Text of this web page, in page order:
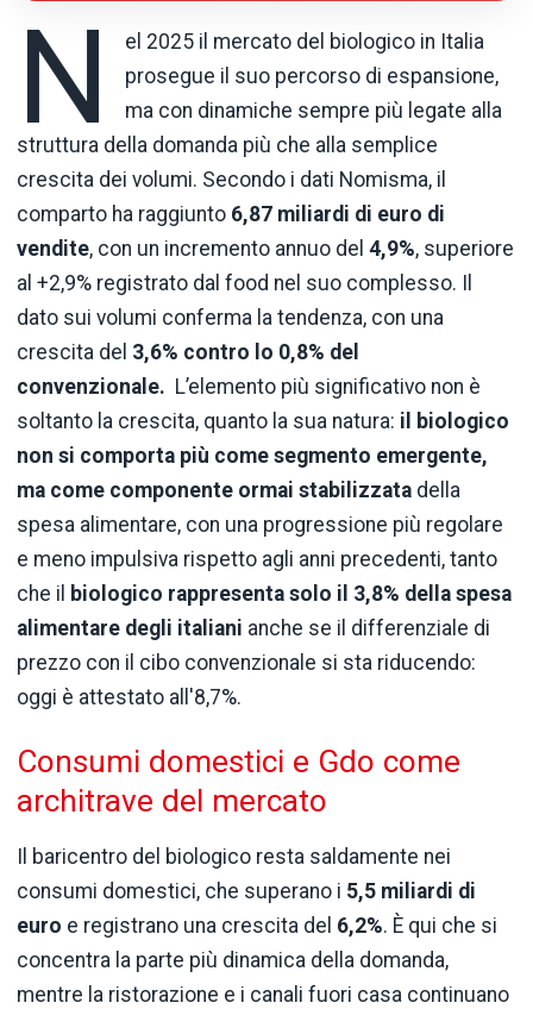
N
el 2025 il mercato del biologico in Italia
prosegue il suo percorso di espansione,
ma con dinamiche sempre più legate alla
struttura della domanda più che alla semplice
crescita dei volumi. Secondo i dati Nomisma, il
comparto ha raggiunto 6,87 miliardi di euro di
vendite, con un incremento annuo del 4,9%, superiore
al +2,9% registrato dal food nel suo complesso. Il
dato sui volumi conferma la tendenza, con una
crescita del 3,6% contro lo 0,8% del
convenzionale. L’elemento più significativo non è
soltanto la crescita, quanto la sua natura: il biologico
non si comporta più come segmento emergente,
ma come componente ormai stabilizzata della
spesa alimentare, con una progressione più regolare
e meno impulsiva rispetto agli anni precedenti, tanto
che il biologico rappresenta solo il 3,8% della spesa
alimentare degli italiani anche se il differenziale di
prezzo con il cibo convenzionale si sta riducendo:
oggi è attestato all'8,7%.
Consumi domestici e Gdo come
architrave del mercato
Il baricentro del biologico resta saldamente nei
consumi domestici, che superano i 5,5 miliardi di
euro e registrano una crescita del 6,2%. È qui che si
concentra la parte più dinamica della domanda,
mentre la ristorazione e i canali fuori casa continuano